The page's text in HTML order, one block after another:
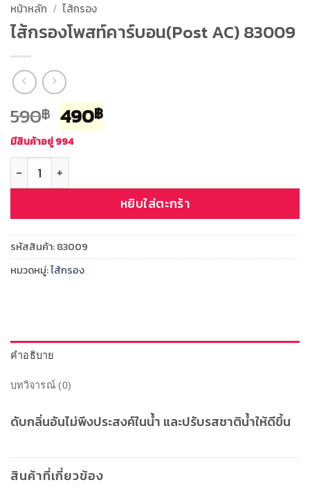
หน้าหลัก / ไส้กรอง
ไส้กรองโพสท์คาร์บอน(Post AC) 83009
590฿ Original
price
was:
590฿.
490฿Current
price
มีสินค้าอยู่ 994
จำนวน ไส้กรองโพสท์คาร์บอน(Post AC) 83009 ชิ้น
หยิบใส่ตะกร้า
รหัสสินค้า:83009
หมวดหมู่:ไส้กรอง
คำอธิบาย
บทวิจารณ์ (0)
ดับกลิ่นอันไม่พึงประสงค์ในน้ำ และปรับรสชาติน้ำให้ดีขึ้น
สินค้าที่เกี่ยวข้อง